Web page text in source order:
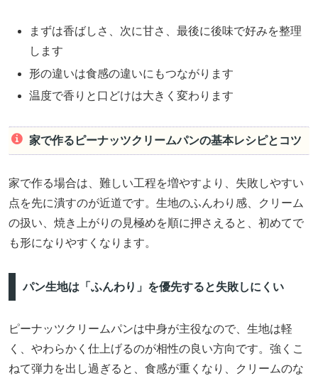
まずは香ばしさ、次に甘さ、最後に後味で好みを整理
します
形の違いは食感の違いにもつながります
温度で香りと口どけは大きく変わります
家で作るピーナッツクリームパンの基本レシピとコツ
家で作る場合は、難しい工程を増やすより、失敗しやすい
点を先に潰すのが近道です。生地のふんわり感、クリーム
の扱い、焼き上がりの見極めを順に押さえると、初めてで
も形になりやすくなります。
パン生地は「ふんわり」を優先すると失敗しにくい
ピーナッツクリームパンは中身が主役なので、生地は軽
く、やわらかく仕上げるのが相性の良い方向です。強くこ
ねて弾力を出し過ぎると、食感が重くなり、クリームのな